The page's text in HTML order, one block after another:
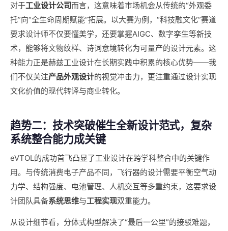
对于工业设计公司而言，这意味着市场机会从传统的“外观委
托”向“全生命周期赋能”拓展。以大赛为例，“科技融文化”赛道
要求设计师不仅要懂美学，还要掌握AIGC、数字孪生等新技
术，能够将文物纹样、诗词意境转化为可量产的设计元素。这
种能力正是赫兹工业设计在长期实践中积累的核心优势——我
们不仅关注产品外观设计的视觉冲击力，更注重通过设计实现
文化价值的现代转译与商业转化。
趋势二：技术突破催生全新设计范式，复杂
系统整合能力成关键
eVTOL的成功首飞凸显了工业设计在跨学科整合中的关键作
用。与传统消费电子产品不同，飞行器的设计需要平衡空气动
力学、结构强度、电池管理、人机交互等多重约束，这要求设
计团队具备系统思维与工程实现双重能力。
从设计细节看，分体式构型解决了“最后一公里”的接驳难题，